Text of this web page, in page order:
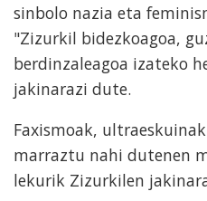
sinbolo nazia eta
"Zizurkil bidezkoagoa,
berdinzaleagoa izateko
jakinarazi dute.
Faxismoak,
marraztu nahi dutenen
lekurik Zizurkilen